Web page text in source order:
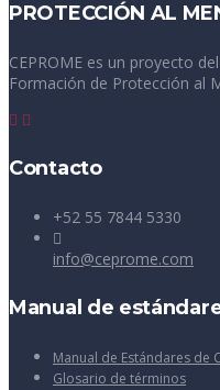
PROTECCIÓN AL
CEPROME es un proyecto
Formación de Protección al
Contacto
+52 55 7844 5330
info@ceprome.com
Manual de
Manual de Estándares de
Glosario de términos